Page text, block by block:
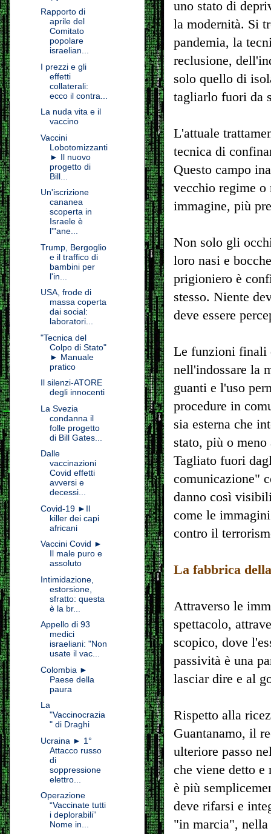
uno stato di
la modernità. Si
pandemia, la
reclusione,
solo quello di
tagliarlo fuori da
L'attuale
tecnica di
Questo campo
vecchio regime
immagine, più
Non solo gli
loro nasi e
prigioniero è
stesso. Niente
deve essere
Le funzioni finali
nell'indossare la
guanti e l'uso
procedure in
sia esterna che
stato, più o
Tagliato fuori
comunicazione"
danno così
come le
contro il
La fabbrica
Attraverso le
spettacolo,
scopico, dove
passività è una
lasciar dire e al
Rispetto alla
Guantanamo, il
ulteriore passo
che viene detto e
è più
deve rifarsi e
"in marcia", nella
Rapporto di
aprile del
Comitato
popolare
israelian...
I prezzi e gli
effetti
collaterali:
ecco il contra...
La nuda vita e il
vaccino
Vaccini
Lobotomizzanti
► Il nuovo
progetto di
Bill...
Un'iscrizione
cananea
scoperta in
Israele è
l'"ane...
Trump, Bergoglio
e il traffico di
bambini per
l'in...
USA, frode di
massa coperta
dai social:
laboratori...
"Tecnica del
Colpo di Stato"
► Manuale
pratico
Il silenzi-ATORE
degli innocenti
La Svezia
condanna il
folle progetto
di Bill Gates...
Dalle
vaccinazioni
Covid effetti
avversi e
decessi...
Covid-19 ►Il
killer dei capi
africani
Vaccini Covid ►
Il male puro e
assoluto
Intimidazione,
estorsione,
sfratto: questa
è la br...
Appello di 93
medici
israeliani: "Non
usate il vac...
Colombia ►
Paese della
paura
La
"Vaccinocrazia
" di Draghi
Ucraina ► 1°
Attacco russo
di
soppressione
elettro...
Operazione
“Vaccinate tutti
i deplorabili”
Nome in...